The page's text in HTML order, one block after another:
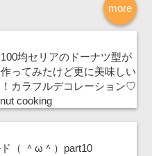
more
100均セリアのドーナツ型が
ってみたけど更に美味しい
カラフルデコレーション♡
cooking
（ ＾ω＾）part10